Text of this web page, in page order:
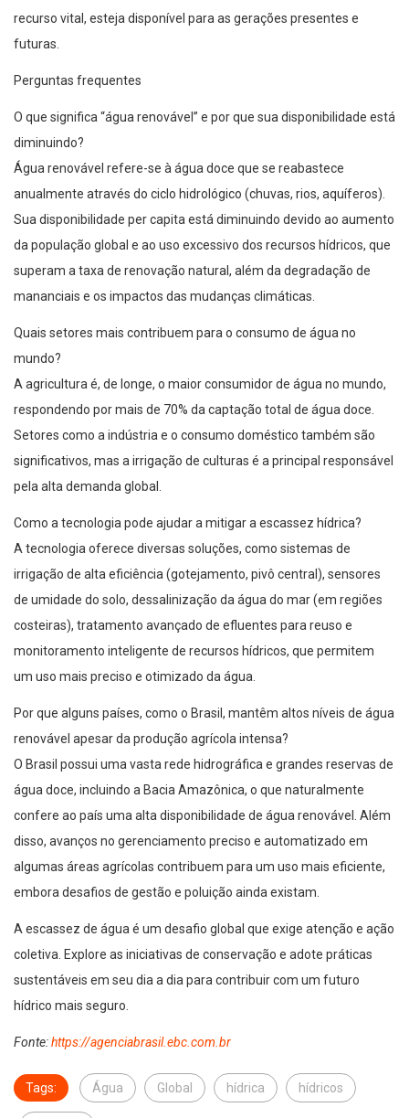
recurso vital, esteja disponível para as gerações presentes e
futuras.
Perguntas frequentes
O que significa “água renovável” e por que sua disponibilidade está
diminuindo?
Água renovável refere-se à água doce que se reabastece
anualmente através do ciclo hidrológico (chuvas, rios, aquíferos).
Sua disponibilidade per capita está diminuindo devido ao aumento
da população global e ao uso excessivo dos recursos hídricos, que
superam a taxa de renovação natural, além da degradação de
mananciais e os impactos das mudanças climáticas.
Quais setores mais contribuem para o consumo de água no
mundo?
A agricultura é, de longe, o maior consumidor de água no mundo,
respondendo por mais de 70% da captação total de água doce.
Setores como a indústria e o consumo doméstico também são
significativos, mas a irrigação de culturas é a principal responsável
pela alta demanda global.
Como a tecnologia pode ajudar a mitigar a escassez hídrica?
A tecnologia oferece diversas soluções, como sistemas de
irrigação de alta eficiência (gotejamento, pivô central), sensores
de umidade do solo, dessalinização da água do mar (em regiões
costeiras), tratamento avançado de efluentes para reuso e
monitoramento inteligente de recursos hídricos, que permitem
um uso mais preciso e otimizado da água.
Por que alguns países, como o Brasil, mantêm altos níveis de água
renovável apesar da produção agrícola intensa?
O Brasil possui uma vasta rede hidrográfica e grandes reservas de
água doce, incluindo a Bacia Amazônica, o que naturalmente
confere ao país uma alta disponibilidade de água renovável. Além
disso, avanços no gerenciamento preciso e automatizado em
algumas áreas agrícolas contribuem para um uso mais eficiente,
embora desafios de gestão e poluição ainda existam.
A escassez de água é um desafio global que exige atenção e ação
coletiva. Explore as iniciativas de conservação e adote práticas
sustentáveis em seu dia a dia para contribuir com um futuro
hídrico mais seguro.
Fonte:https://agenciabrasil.ebc.com.br
Tags: Água Global hídrica hídricos